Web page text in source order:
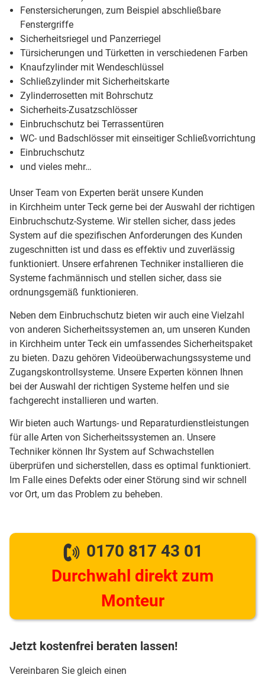
Fenstersicherungen, zum Beispiel abschließbare
Fenstergriffe
Sicherheitsriegel und Panzerriegel
Türsicherungen und Türketten in verschiedenen Farben
Knaufzylinder mit Wendeschlüssel
Schließzylinder mit Sicherheitskarte
Zylinderrosetten mit Bohrschutz
Sicherheits-Zusatzschlösser
Einbruchschutz bei Terrassentüren
WC- und Badschlösser mit einseitiger Schließvorrichtung
Einbruchschutz
und vieles mehr…
Unser Team von Experten berät unsere Kunden
in Kirchheim unter Teck gerne bei der Auswahl der richtigen
Einbruchschutz-Systeme. Wir stellen sicher, dass jedes
System auf die spezifischen Anforderungen des Kunden
zugeschnitten ist und dass es effektiv und zuverlässig
funktioniert. Unsere erfahrenen Techniker installieren die
Systeme fachmännisch und stellen sicher, dass sie
ordnungsgemäß funktionieren.
Neben dem Einbruchschutz bieten wir auch eine Vielzahl
von anderen Sicherheitssystemen an, um unseren Kunden
in Kirchheim unter Teck ein umfassendes Sicherheitspaket
zu bieten. Dazu gehören Videoüberwachungssysteme und
Zugangskontrollsysteme. Unsere Experten können Ihnen
bei der Auswahl der richtigen Systeme helfen und sie
fachgerecht installieren und warten.
Wir bieten auch Wartungs- und Reparaturdienstleistungen
für alle Arten von Sicherheitssystemen an. Unsere
Techniker können Ihr System auf Schwachstellen
überprüfen und sicherstellen, dass es optimal funktioniert.
Im Falle eines Defekts oder einer Störung sind wir schnell
vor Ort, um das Problem zu beheben.
0170 817 43 01
Durchwahl direkt zum
Monteur
Jetzt kostenfrei beraten lassen!
Vereinbaren Sie gleich einen